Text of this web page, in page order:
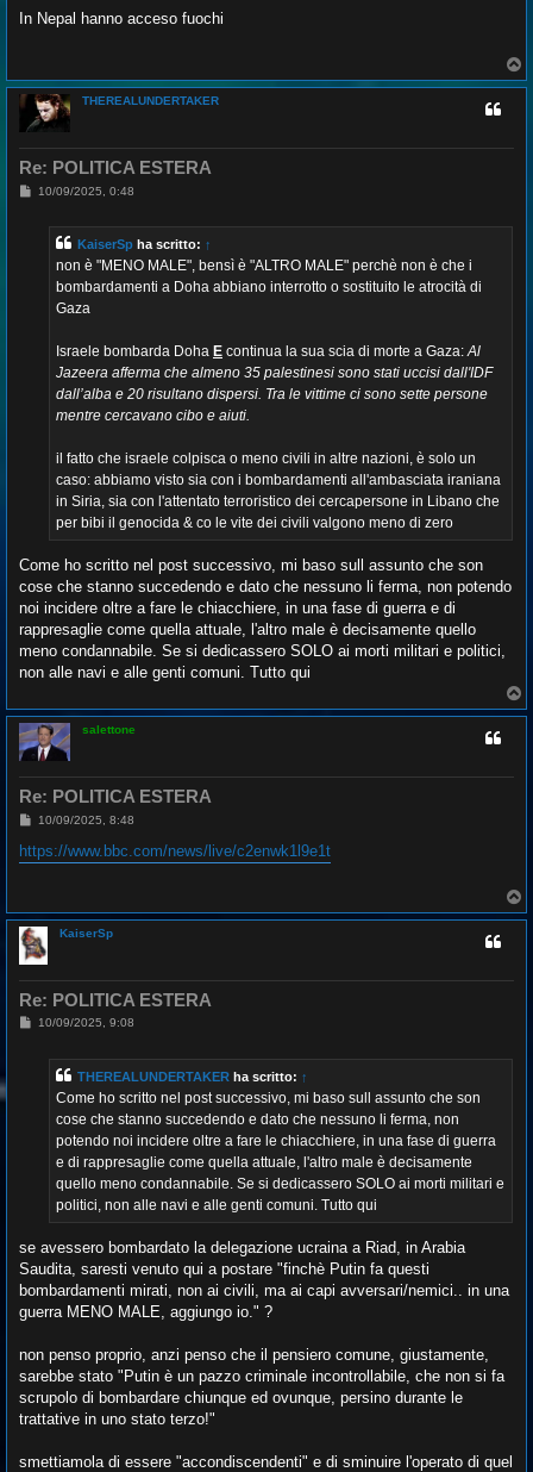
s
i
o
In Nepal hanno acceso fuochi
o
THEREALUNDERTAKER
Re: POLITICA ESTERA
M10/09/2025, 0:48
KaiserSp ha scritto: ↑
non è "MENO MALE", bensì è "ALTRO MALE" perchè non è che i
bombardamenti a Doha abbiano interrotto o sostituito le atrocità di
Gaza
Israele bombarda Doha E continua la sua scia di morte a Gaza:Al
Jazeera afferma che almeno 35 palestinesi sono stati uccisi dall'IDF
dall’alba e 20 risultano dispersi. Tra le vittime ci sono sette persone
mentre cercavano cibo e aiuti.
il fatto che israele colpisca o meno civili in altre nazioni, è solo un
caso: abbiamo visto sia con i bombardamenti all'ambasciata iraniana
in Siria, sia con l'attentato terroristico dei cercapersone in Libano che
per bibi il genocida & co le vite dei civili valgono meno di zero
Come ho scritto nel post successivo, mi baso sull assunto che son
cose che stanno succedendo e dato che nessuno li ferma, non potendo
noi incidere oltre a fare le chiacchiere, in una fase di guerra e di
rappresaglie come quella attuale, l'altro male è decisamente quello
meno condannabile. Se si dedicassero SOLO ai morti militari e politici,
non alle navi e alle genti comuni. Tutto qui
o
salettone
Re: POLITICA ESTERA
M
s
s
i
o
10/09/2025, 8:48
https://www.bbc.com/news/live/c2enwk1l9e1t
o
KaiserSp
Re: POLITICA ESTERA
M
10/09/2025, 9:08
THEREALUNDERTAKER ha scritto: ↑
Come ho scritto nel post successivo, mi baso sull assunto che son
cose che stanno succedendo e dato che nessuno li ferma, non
potendo noi incidere oltre a fare le chiacchiere, in una fase di guerra
e di rappresaglie come quella attuale, l'altro male è decisamente
quello meno condannabile. Se si dedicassero SOLO ai morti militari e
politici, non alle navi e alle genti comuni. Tutto qui
se avessero bombardato la delegazione ucraina a Riad, in Arabia
Saudita, saresti venuto qui a postare "finchè Putin fa questi
bombardamenti mirati, non ai civili, ma ai capi avversari/nemici.. in una
guerra MENO MALE, aggiungo io." ?
non penso proprio, anzi penso che il pensiero comune, giustamente,
sarebbe stato "Putin è un pazzo criminale incontrollabile, che non si fa
scrupolo di bombardare chiunque ed ovunque, persino durante le
trattative in uno stato terzo!"
smettiamola di essere "accondiscendenti" e di sminuire l'operato di quel